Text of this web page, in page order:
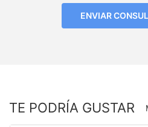
ENVIAR
TE PODRÍA GUSTAR